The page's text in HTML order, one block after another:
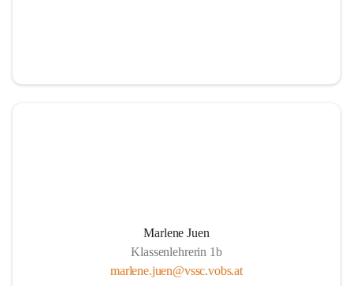
Marlene Juen
Klassenlehrerin 1b
marlene.juen@vssc.vobs.at